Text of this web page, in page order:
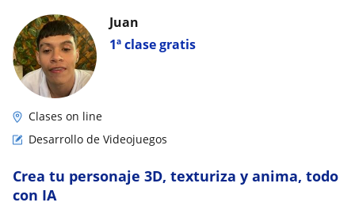
1ª clase gratis
Juan
Clases on line
Desarrollo de Videojuegos
Crea tu personaje 3D, texturiza y anima, todo
con IA